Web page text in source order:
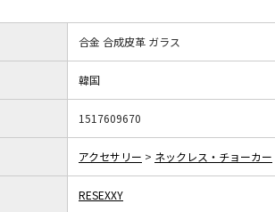
合金 合成皮革 ガラス
韓国
1517609670
アクセサリー > ネックレス・チョーカー
RESEXXY